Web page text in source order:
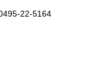
22-5164